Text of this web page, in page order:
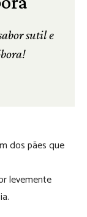
sutil e
dos pães que
levemente